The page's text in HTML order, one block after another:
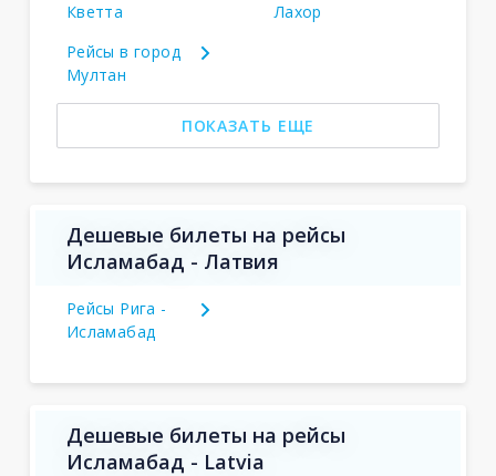
Кветта
Лахор
Рейсы в город
Мултан
ПОКАЗАТЬ ЕЩЕ
Дешевые билеты на рейсы
Исламабад - Латвия
Рейсы Рига -
Исламабад
Дешевые билеты на рейсы
Исламабад - Latvia